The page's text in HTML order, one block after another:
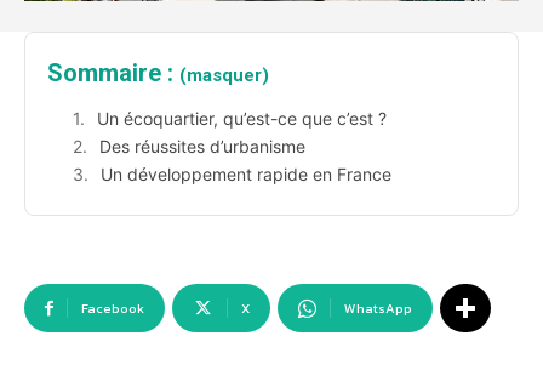
Sommaire : (masquer)
Un écoquartier, qu’est-ce que c’est ?
Des réussites d’urbanisme
Un développement rapide en France
Facebook X WhatsApp